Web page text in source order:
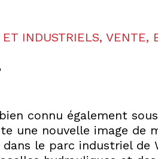
ET INDUSTRIELS, VENTE,
connu également
une nouvelle image de
le parc industriel de